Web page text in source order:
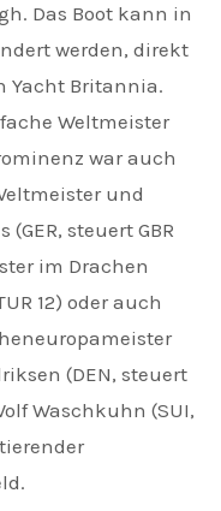
Das Boot kann in
werden, direkt
Yacht Britannia.
Weltmeister
war auch
und
steuert GBR
im Drachen
12) oder auch
(DEN, steuert
Waschkuhn (SUI,